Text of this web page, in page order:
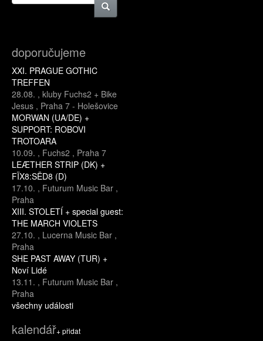
doporučujeme
XXI. PRAGUE GOTHIC
TREFFEN
28.08. , kluby Fuchs2 + Bike
Jesus , Praha 7 - Holešovice
MORWAN (UA/DE) +
SUPPORT: ROBOVI
TROTOARA
10.09. , Fuchs2 , Praha 7
LEÆTHER STRIP (DK) +
FÏX8:SËD8 (D)
17.10. , Futurum Music Bar ,
Praha
XIII. STOLETÍ + special guest:
THE MARCH VIOLETS
27.10. , Lucerna Music Bar ,
Praha
SHE PAST AWAY (TUR) +
Noví Lidé
13.11. , Futurum Music Bar ,
Praha
všechny události
kalendář+ přidat